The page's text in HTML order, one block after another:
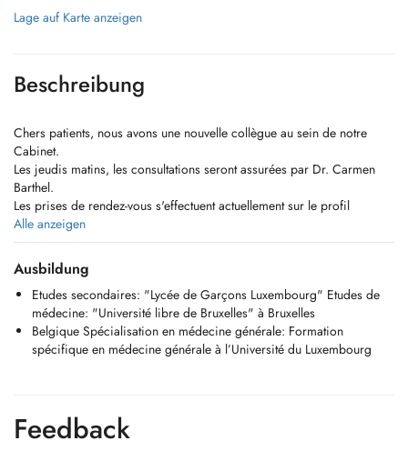
Lage auf Karte anzeigen
Beschreibung
Chers patients, nous avons une nouvelle collègue au sein de notre
Cabinet.
Les jeudis matins, les consultations seront assurées par Dr. Carmen
Barthel.
Les prises de rendez-vous s'effectuent actuellement sur le profil
Doctena de Dr. Senninger. Dr. Barthel sera aussi présente les lundis.
Les rendez-vous pourront être pris sur le profil de Dr. Agostinucci.
Dear patients, we have a new colleague in our practice. On Thursday
mornings, consultations are covered by Dr. Carmen Barthel.
Appointments can be taken on Dr. Senninger's Doctena profile. Dr.
Barthel will also be present on Mondays. Consultations can be booked
on Dr. Agostinucci's profile.
- Consultations en médecine générale
Alle anzeigen
Ausbildung
Etudes secondaires: "Lycée de Garçons Luxembourg" Etudes de
médecine: "Université libre de Bruxelles" à Bruxelles
Belgique Spécialisation en médecine générale: Formation
spécifique en médecine générale à l’Université du Luxembourg
Feedback